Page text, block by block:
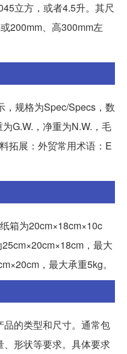
立方，或者4.5升。其尺
200mm、高300mm左
，规格为Spec/Specs，数
G.W.，净重为N.W.，毛
拓展：外贸常用术语：E
箱为20cm×18cm×10c
，最大
，最大承重5kg。
的类型和尺寸。通常包
形状等要求。具体要求